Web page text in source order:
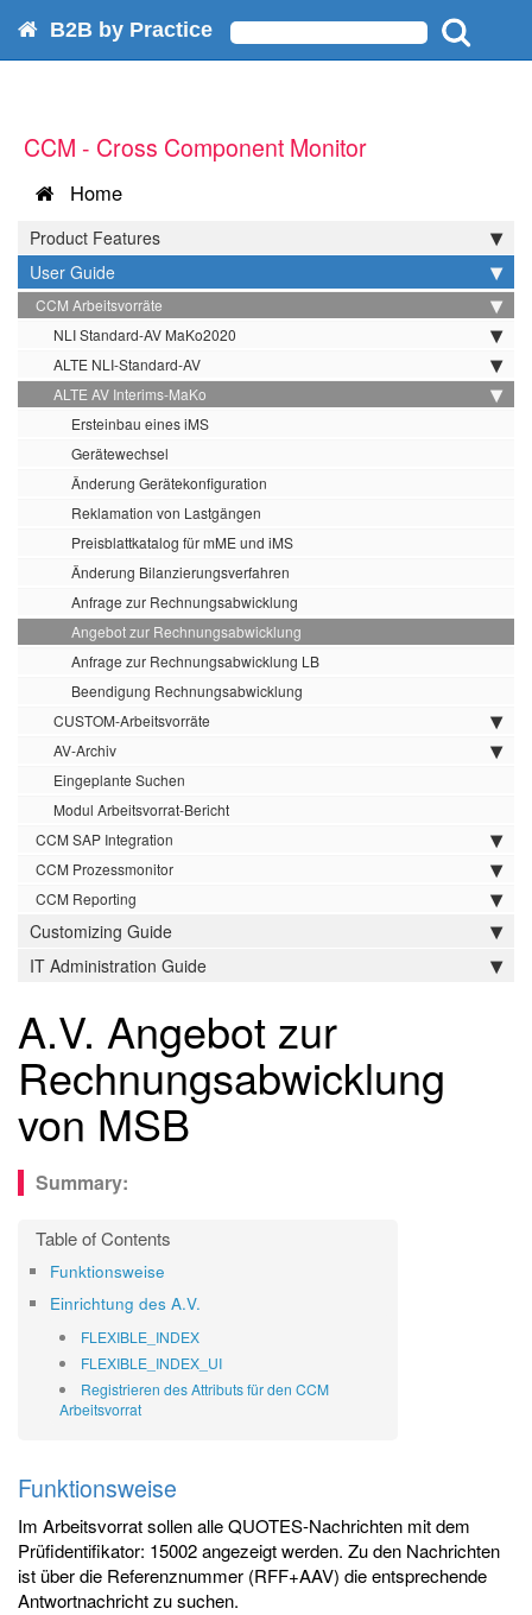
B2B by Practice
CCM - Cross Component Monitor
Home
Product Features
User Guide
CCM Arbeitsvorräte
NLI Standard-AV MaKo2020
ALTE NLI-Standard-AV
ALTE AV Interims-MaKo
Ersteinbau eines iMS
Gerätewechsel
Änderung Gerätekonfiguration
Reklamation von Lastgängen
Preisblattkatalog für mME und iMS
Änderung Bilanzierungsverfahren
Anfrage zur Rechnungsabwicklung
Angebot zur Rechnungsabwicklung
Anfrage zur Rechnungsabwicklung LB
Beendigung Rechnungsabwicklung
CUSTOM-Arbeitsvorräte
AV-Archiv
Eingeplante Suchen
Modul Arbeitsvorrat-Bericht
CCM SAP Integration
CCM Prozessmonitor
CCM Reporting
Customizing Guide
IT Administration Guide
A.V. Angebot zur
Rechnungsabwicklung
von MSB
Funktionsweise
Einrichtung des A.V.
FLEXIBLE_INDEX
FLEXIBLE_INDEX_UI
Registrieren des Attributs für den CCM
Arbeitsvorrat
Funktionsweise
Im Arbeitsvorrat sollen alle QUOTES-Nachrichten mit dem
Prüfidentifikator: 15002 angezeigt werden. Zu den Nachrichten
ist über die Referenznummer (RFF+AAV) die entsprechende
Antwortnachricht zu suchen.